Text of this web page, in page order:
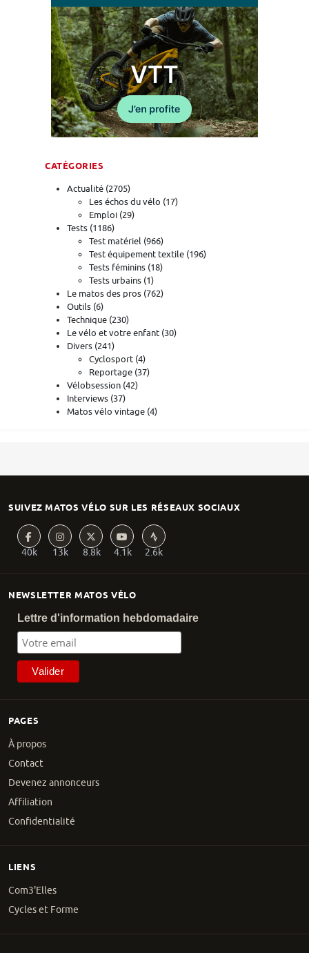
CATÉGORIES
Actualité (2705)
Les échos du vélo (17)
Emploi (29)
Tests (1186)
Test matériel (966)
Test équipement textile (196)
Tests féminins (18)
Tests urbains (1)
Le matos des pros (762)
Outils (6)
Technique (230)
Le vélo et votre enfant (30)
Divers (241)
Cyclosport (4)
Reportage (37)
Vélobsession (42)
Interviews (37)
Matos vélo vintage (4)
PAGES
À propos
Contact
Devenez annonceurs
Affiliation
Confidentialité
NEWSLETTER MATOS VÉLO
Lettre d'information hebdomadaire
SUIVEZ MATOS VÉLO SUR LES RÉSEAUX SOCIAUX
40k 13k 8.8k 4.1k 2.6k
LIENS
Com3'Elles
Cycles et Forme